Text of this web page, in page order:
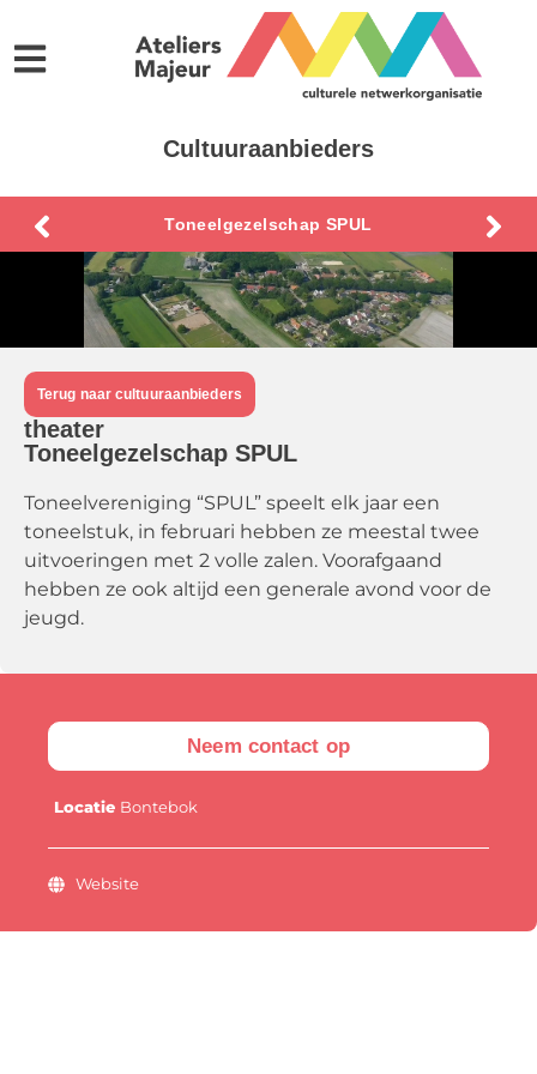
Cultuuraanbieders
Toneelgezelschap SPUL
Terug naar cultuuraanbieders
theater
Toneelgezelschap SPUL
Toneelvereniging “SPUL” speelt elk jaar een
toneelstuk, in februari hebben ze meestal twee
uitvoeringen met 2 volle zalen. Voorafgaand
hebben ze ook altijd een generale avond voor de
jeugd.
Neem contact op
Locatie Bontebok
Website